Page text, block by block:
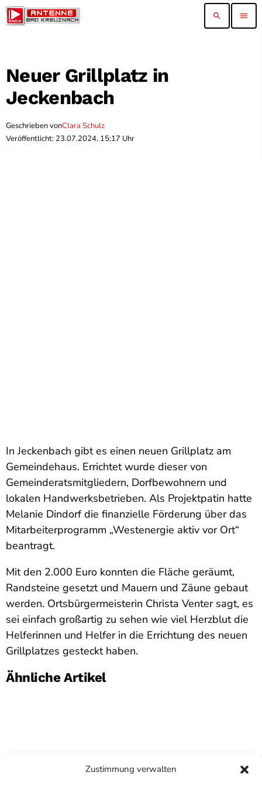
Zustimmung verwalten
search menu
Neuer Grillplatz in
Jeckenbach
Geschrieben vonClara Schulz
Veröffentlicht: 23.07.2024, 15:17 Uhr
In Jeckenbach gibt es einen neuen Grillplatz am
Gemeindehaus. Errichtet wurde dieser von
Gemeinderatsmitgliedern, Dorfbewohnern und
lokalen Handwerksbetrieben. Als Projektpatin hatte
Melanie Dindorf die finanzielle Förderung über das
Mitarbeiterprogramm „Westenergie aktiv vor Ort“
beantragt.
Mit den 2.000 Euro konnten die Fläche geräumt,
Randsteine gesetzt und Mauern und Zäune gebaut
werden. Ortsbürgermeisterin Christa Venter sagt, es
sei einfach großartig zu sehen wie viel Herzblut die
Helferinnen und Helfer in die Errichtung des neuen
Grillplatzes gesteckt haben.
Ähnliche Artikel